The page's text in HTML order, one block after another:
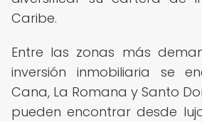
Caribe.
Entre las zonas más
inversión inmobiliaria se
Cana, La Romana y Santo
pueden encontrar desde